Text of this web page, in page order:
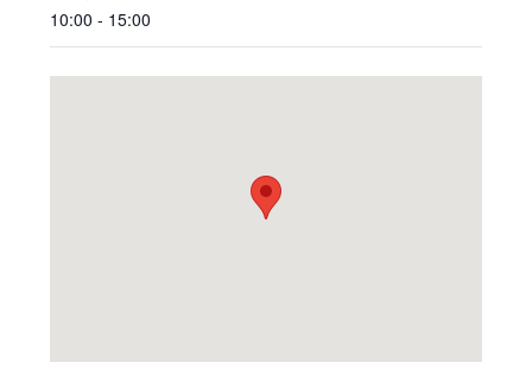
10:00 - 15:00